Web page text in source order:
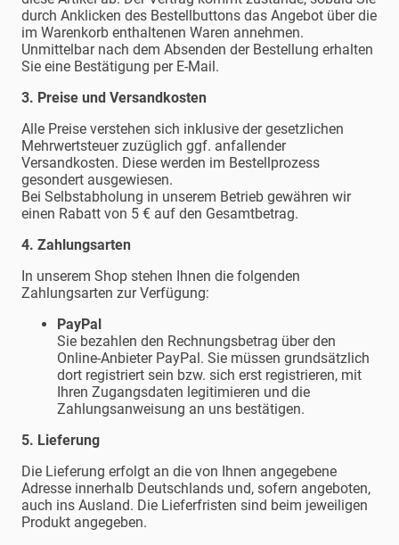
durch Anklicken des Bestellbuttons das Angebot über die
im Warenkorb enthaltenen Waren annehmen.
Unmittelbar nach dem Absenden der Bestellung erhalten
Sie eine Bestätigung per E-Mail.
3. Preise und Versandkosten
Alle Preise verstehen sich inklusive der gesetzlichen
Mehrwertsteuer zuzüglich ggf. anfallender
Versandkosten. Diese werden im Bestellprozess
gesondert ausgewiesen.
Bei Selbstabholung in unserem Betrieb gewähren wir
einen Rabatt von 5 € auf den Gesamtbetrag.
4. Zahlungsarten
In unserem Shop stehen Ihnen die folgenden
Zahlungsarten zur Verfügung:
PayPal
Sie bezahlen den Rechnungsbetrag über den
Online-Anbieter PayPal. Sie müssen grundsätzlich
dort registriert sein bzw. sich erst registrieren, mit
Ihren Zugangsdaten legitimieren und die
Zahlungsanweisung an uns bestätigen.
5. Lieferung
Die Lieferung erfolgt an die von Ihnen angegebene
Adresse innerhalb Deutschlands und, sofern angeboten,
auch ins Ausland. Die Lieferfristen sind beim jeweiligen
Produkt angegeben.